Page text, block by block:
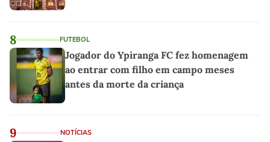
8 FUTEBOL
Jogador do Ypiranga FC fez homenagem
ao entrar com filho em campo meses
antes da morte da criança
9 NOTÍCIAS